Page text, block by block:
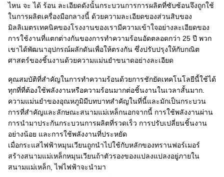
ไหน จะ ได้ ร้อน ละเอียดดังนั้นกระบวนการการผลิตที่ซับซ้อนจึงถูกใช้
ในการผลิตเครื่องมือกลางนี้ ด้วยความละเอียดของส่วนสิบของ
มิลลิเมตรเทคนิคของโรงงานของเรามีความเข้าใจอย่างละเอียดของ
การใช้งานที่แตกต่างกันของการทําความร้อนอัดตลอดกว่า 25 ปี พวก
เขาได้พัฒนาอุปกรณ์ผลักดันเพื่อให้ตรงกัน ซึ่งปรับปรุงให้กับกณิต
ศาสตร์ของชิ้นงานด้วยความแม่นยําขนาดอย่างละเอียด
คุณสมบัติที่สําคัญในการทําความร้อนด้วยการชักยัดเทคโนโลยีนี้ใช้ได้
ทุกที่ที่ต้องใช้พลังงานหรือความร้อนมากต่อชิ้นงานในเวลาสั้นมาก.
ความแม่นยําของอุณหภูมิมีบทบาทสําคัญในที่นี้และมักเป็นกระบวน
การที่สําคัญและลักษณะสนามแม่เหล็กนอกจากนี้ การใช้พลังงานผ่าน
การนํามาประกันกระบวนการผลิตที่รวดเร็ว การปรับเปลี่ยนชิ้นงาน
อย่างน้อย และการใช้พลังงานที่ประหยัด
เมื่อกระแสไฟฟ้าหมุนเวียนถูกนําไปใช้กับหลักของทรานฟอร์เมอร์
สร้างสนามแม่เหล็กหมุนเวียนถ้าตัวรองของแปลงแปลงอยู่ภายใน
สนามแม่เหล็ก, ไฟไฟฟ้าจะนํามา